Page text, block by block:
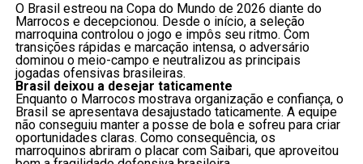
O Brasil estreou na Copa do Mundo de 2026 diante do
Marrocos e decepcionou. Desde o início, a seleção
marroquina controlou o jogo e impôs seu ritmo. Com
transições rápidas e marcação intensa, o adversário
dominou o meio-campo e neutralizou as principais
jogadas ofensivas brasileiras.
Brasil deixou a desejar taticamente
Enquanto o Marrocos mostrava organização e confiança, o
Brasil se apresentava desajustado taticamente. A equipe
não conseguiu manter a posse de bola e sofreu para criar
oportunidades claras. Como consequência, os
marroquinos abriram o placar com Saibari, que aproveitou